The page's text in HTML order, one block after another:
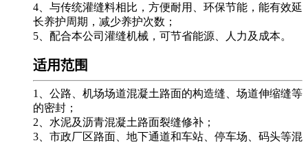
4、与传统灌缝料相比，方便耐用、环保节能，能有效延
长养护周期，减少养护次数；
5、配合本公司灌缝机械，可节省能源、人力及成本。
适用范围
1、公路、机场场道混凝土路面的构造缝、场道伸缩缝等
的密封；
2、水泥及沥青混凝土路面裂缝修补；
3、市政厂区路面、地下通道和车站、停车场、码头等混